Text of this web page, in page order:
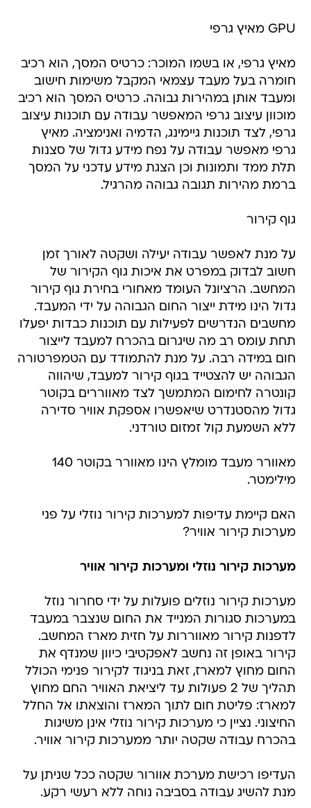
GPU מאיץ גרפי
מאיץ גרפי, או בשמו המוכר: כרטיס המסך, הוא רכיב
חומרה בעל מעבד עצמאי המקבל משימות חישוב
ומעבד אותן במהירות גבוהה. כרטיס המסך הוא רכיב
מוכוון עיצוב גרפי המאפשר עבודה עם תוכנות עיצוב
גרפי, לצד תוכנות גיימינג, הדמיה ואנימציה. מאיץ
גרפי מאפשר עבודה על נפח מידע גדול של סצנות
תלת ממד ותמונות וכן הצגת מידע עדכני על המסך
ברמת מהירות תגובה גבוהה מהרגיל.
גוף קירור
על מנת לאפשר עבודה יעילה ושקטה לאורך זמן
חשוב לבדוק במפרט את איכות גוף הקירור של
המחשב. הרציונל העומד מאחורי בחירת גוף קירור
גדול הינו מידת ייצור החום הגבוהה על ידי המעבד.
מחשבים הנדרשים לפעילות עם תוכנות כבדות יפעלו
תחת עומס רב מה שיגרום בהכרח למעבד לייצור
חום במידה רבה. על מנת להתמודד עם הטמפרטורה
הגבוהה יש להצטייד בגוף קירור למעבד, שיהווה
קונטרה לחימום המתמשך לצד מאווררים בקוטר
גדול מהסטנדרט שיאפשרו אספקת אוויר סדירה
ללא השמעת קול זמזום טורדני.
מאוורר מעבד מומלץ הינו מאוורר בקוטר 140
מילימטר.
האם קיימת עדיפות למערכות קירור נוזלי על פני
מערכות קירור אוויר?
מערכות קירור נוזלי ומערכות קירור אוויר
מערכות קירור נוזלים פועלות על ידי סחרור נוזל
במערכות סגורות המנייד את החום שנצבר במעבד
לדפנות קירור מאווררות על חזית מארז המחשב.
קירור באופן זה נחשב לאפקטיבי כיוון שמנדף את
החום מחוץ למארז, זאת בניגוד לקירור פנימי הכולל
תהליך של 2 פעולות עד ליציאת האוויר החם מחוץ
למארז: פליטת חום לתוך המארז והוצאתו אל החלל
החיצוני. נציין כי מערכות קירור נוזלי אינן משיגות
בהכרח עבודה שקטה יותר ממערכות קירור אוויר.
העדיפו רכישת מערכת אוורור שקטה ככל שניתן על
מנת להשיג עבודה בסביבה נוחה ללא רעשי רקע.